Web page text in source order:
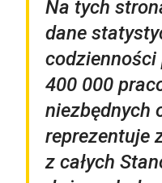
Na tych
dane
codzienności
400 000
niezbędnych
reprezentuje
z całych